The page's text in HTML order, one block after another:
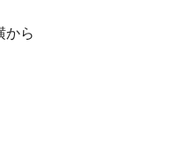
から